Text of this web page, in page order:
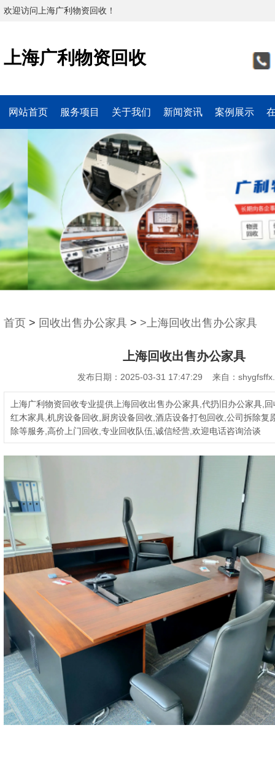
欢迎访问上海广利物资回收！
上海广利物资回收
网站首页 服务项目 关于我们 新闻资讯 案例展示
首页 > 回收出售办公家具 > >上海回收出售办公家具
上海回收出售办公家具
发布日期：2025-03-31 17:47:29 来自：
上海广利物资回收专业提供上海回收出售办公家具,代扔旧办公家具,
红木家具,机房设备回收,厨房设备回收,酒店设备打包回收,公司拆除复
除等服务,高价上门回收,专业回收队伍,诚信经营,欢迎电话咨询洽谈